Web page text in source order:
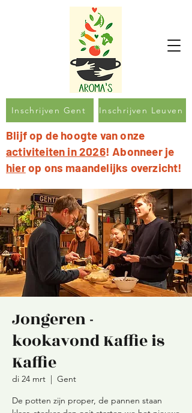
Inschrijven Gent Inschrijven Leuven
Blijf op de hoogte van onze
activiteiten in 2026! Abonneer je
hierop ons maandelijks overzicht!
Jongeren -
kookavond Kaffie is
Kaffie
di 24 mrt
  |
Gent
De potten zijn proper, de pannen staan